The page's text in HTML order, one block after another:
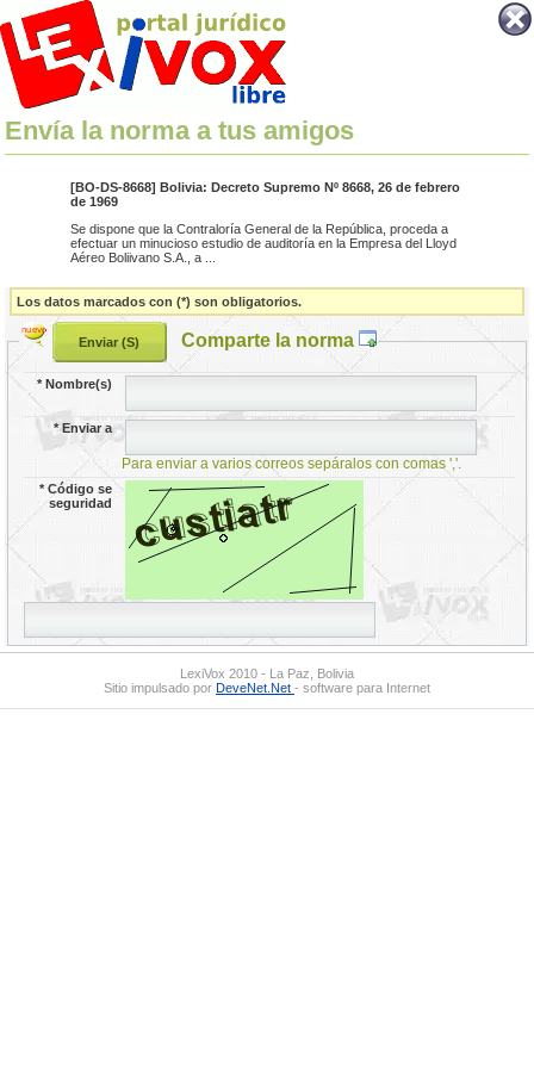
Envía la norma a tus amigos
[BO-DS-8668] Bolivia: Decreto Supremo Nº 8668, 26 de febrero
de 1969
Se dispone que la Contraloría General de la República, proceda a
efectuar un minucioso estudio de auditoría en la Empresa del Lloyd
Aéreo Boliivano S.A., a ...
Los datos marcados con (*) son obligatorios.
Comparte la norma
*Nombre(s)
*Enviar a
Para enviar a varios correos sepáralos con comas ','.
*Código se
seguridad
LexiVox 2010 - La Paz, Bolivia
Sitio impulsado por DeveNet.Net - software para Internet